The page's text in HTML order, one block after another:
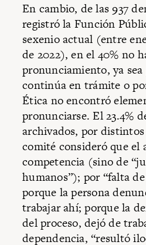
En cambio, de las 937
registró la Función
sexenio actual (entre
de 2022), en el 40% no
pronunciamiento, ya sea
continúa en trámite o
Ética no encontró
pronunciarse. El 23.4%
archivados, por
comité consideró que el
competencia (sino de
humanos”); por “falta
porque la persona
trabajar ahí; porque la
del proceso, dejó de
dependencia, “resultó